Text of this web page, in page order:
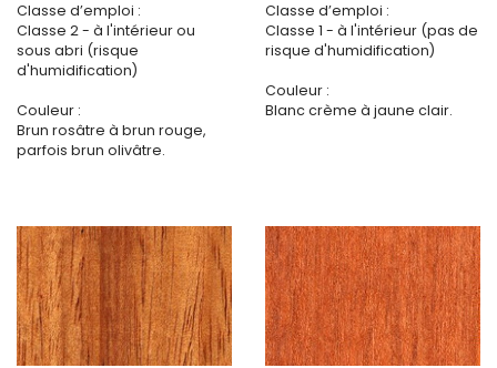
Classe d’emploi :
Classe 2 - à l'intérieur ou
sous abri (risque
d'humidification)
Couleur :
Brun rosâtre à brun rouge,
parfois brun olivâtre.
Classe d’emploi :
Classe 1 - à l'intérieur (pas de
risque d'humidification)
Couleur :
Blanc crème à jaune clair.